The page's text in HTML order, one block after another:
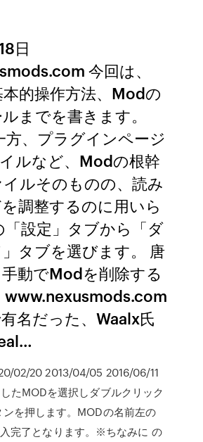
日
今回は、
的操作方法、Modの
までを書きます。
方、プラグインページ
ルなど、Modの根幹
ルそのものの、読み
調整するのに用いら
「設定」タブから「ダ
タブを選びます。 唐
動でModを削除する
www.nexusmods.com
名だった、Waalx氏
02/20 2013/04/05 2016/06/11
たMODを選択しダブルクリック
を押します。MODの名前左の
完了となります。※ちなみに の